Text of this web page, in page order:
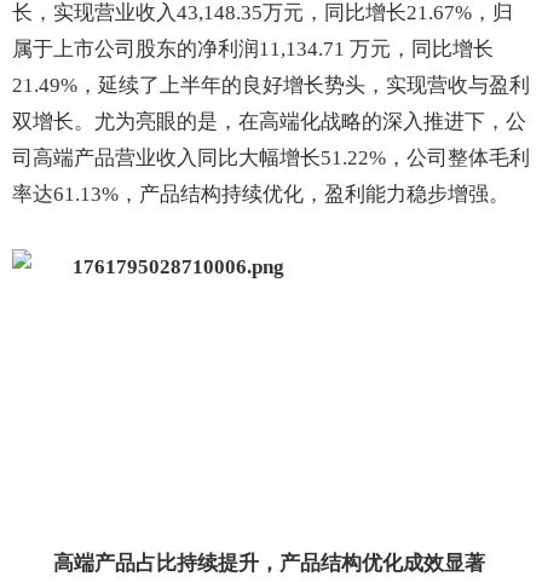
长，实现营业收入43,148.35万元，同比增长21.67%，归
属于上市公司股东的净利润11,134.71 万元，同比增长
21.49%，延续了上半年的良好增长势头，实现营收与盈利
双增长。尤为亮眼的是，在高端化战略的深入推进下，公
司高端产品营业收入同比大幅增长51.22%，公司整体毛利
率达61.13%，产品结构持续优化，盈利能力稳步增强。
高端产品占比持续提升，产品结构优化成效显著